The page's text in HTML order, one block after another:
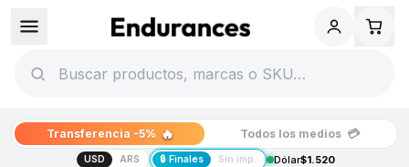
Transferencia -5% 🔥 Todos los medios 💳
USD ARS 🔒 Finales Sin imp. Dólar$1.520